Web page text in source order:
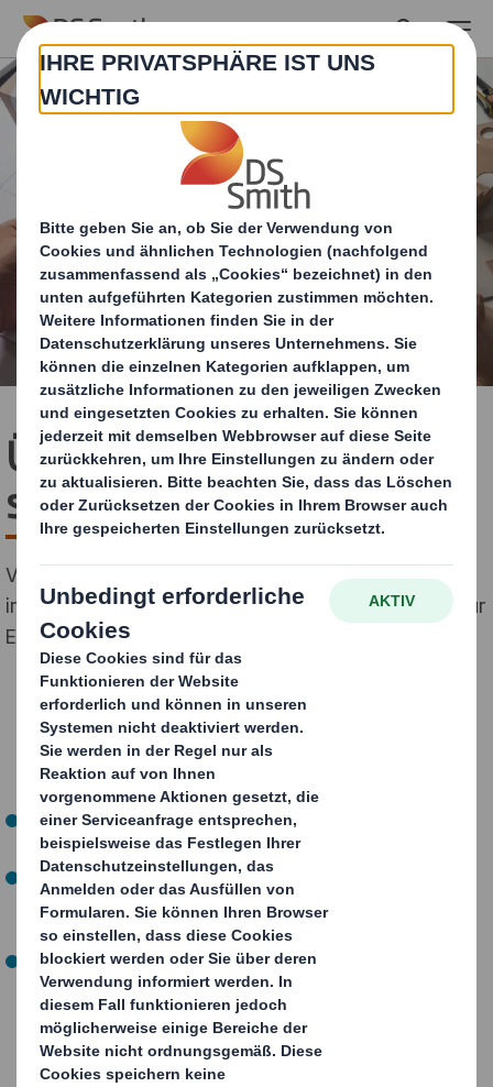
Skip to main content
Übergroße Verpackungen
schaden dem Geschäft
Verbraucher reagieren sensibel auf Verpackungen –
intelligentes Design kann zum strategischen Vorteil für
Einzelhändler werden
57 % der Online-Käufer sind frustriert, wenn die
Verpackung deutlicher größer ist als das Produkt.
Ein beschädigtes Produkt – oft das Resultat einer
schlechten Verpackung – veranlasst 47 % der Online-
Käufer dazu, nicht mehr in dem Shop zu kaufen.
74 % der Online-Händler sagen, dass sie zumindest
teilweise zustimmen, dass ihr Unternehmen von
Investitionen in bessere Verpackungen profitieren
würde.